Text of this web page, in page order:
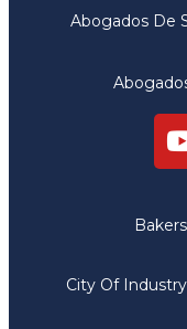
Abogados De
City Of Industry